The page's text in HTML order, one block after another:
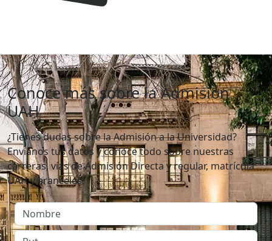
Conoce más sobre la Admisión
UAH
¿Tienes dudas sobre la Admisión a la Universidad?
Envíanos tus datos y conoce todo sobre nuestras
carreras, vías de Admisión Directa y regular, matrícula
UAH y aranceles.